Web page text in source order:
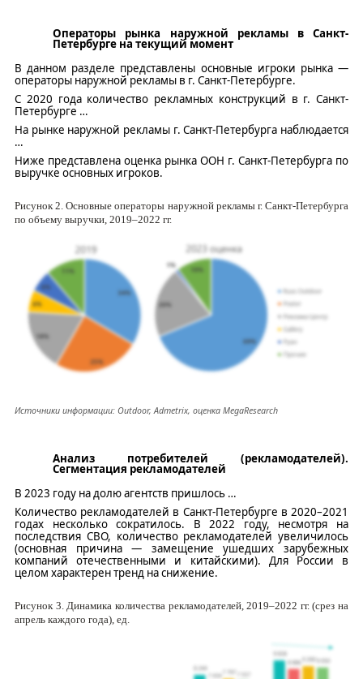
Операторы рынка наружной рекламы в Санкт-
Петербурге на текущий момент
В данном разделе представлены основные игроки рынка —
операторы наружной рекламы в г. Санкт-Петербурге.
С 2020 года количество рекламных конструкций в г. Санкт-
Петербурге …
На рынке наружной рекламы г. Санкт-Петербурга наблюдается
…
Ниже представлена оценка рынка ООН г. Санкт-Петербурга по
выручке основных игроков.
Рисунок2. Основные операторы наружной рекламы г. Санкт-Петербурга
по объему выручки, 2019–2022 гг.
Источники информации: Outdoor,Admetrix, оценка MegaResearch
Анализ потребителей (рекламодателей).
Сегментация рекламодателей
В 2023 году на долю агентств пришлось …
Количество рекламодателей в Санкт-Петербурге в 2020–2021
годах несколько сократилось. В 2022 году, несмотря на
последствия СВО, количество рекламодателей увеличилось
(основная причина — замещение ушедших зарубежных
компаний отечественными и китайскими). Для России в
целом характерен тренд на снижение.
Рисунок 3. Динамика количества рекламодателей, 2019–2022 гг. (срез на
апрель каждого года), ед.